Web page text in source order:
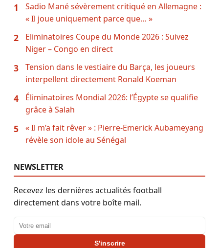
1
Sadio Mané sévèrement critiqué en Allemagne :
« Il joue uniquement parce que… »
2
Eliminatoires Coupe du Monde 2026 : Suivez
Niger – Congo en direct
3
Tension dans le vestiaire du Barça, les joueurs
interpellent directement Ronald Koeman
4
Éliminatoires Mondial 2026: l’Égypte se qualifie
grâce à Salah
5
« Il m’a fait rêver » : Pierre-Emerick Aubameyang
révèle son idole au Sénégal
NEWSLETTER
Recevez les dernières actualités football
directement dans votre boîte mail.
Adresse email
S'inscrire